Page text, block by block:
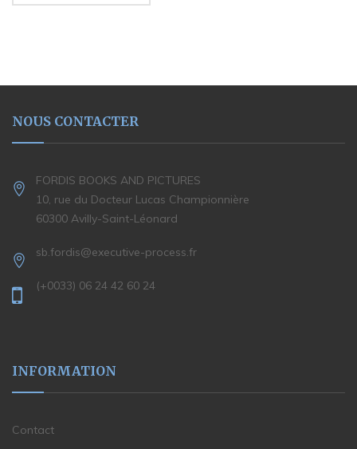
NOUS CONTACTER
FORDIS BOOKS AND PICTURES
10, rue du Docteur Lucas Championnière
60300 Avilly-Saint-Léonard
sb.fordis@executive-process.fr
(+0033) 06 24 42 60 24
INFORMATION
Contact